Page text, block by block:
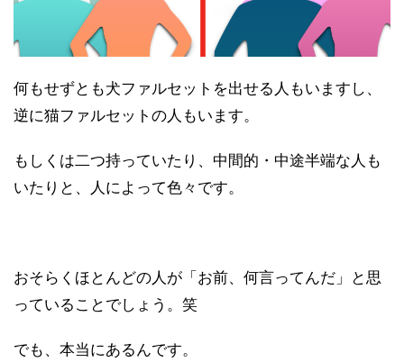
何もせずとも犬ファルセットを出せる人もいますし、
逆に猫ファルセットの人もいます。
もしくは二つ持っていたり、中間的・中途半端な人も
いたりと、人によって色々です。
おそらくほとんどの人が「お前、何言ってんだ」と思
っていることでしょう。笑
でも、本当にあるんです。